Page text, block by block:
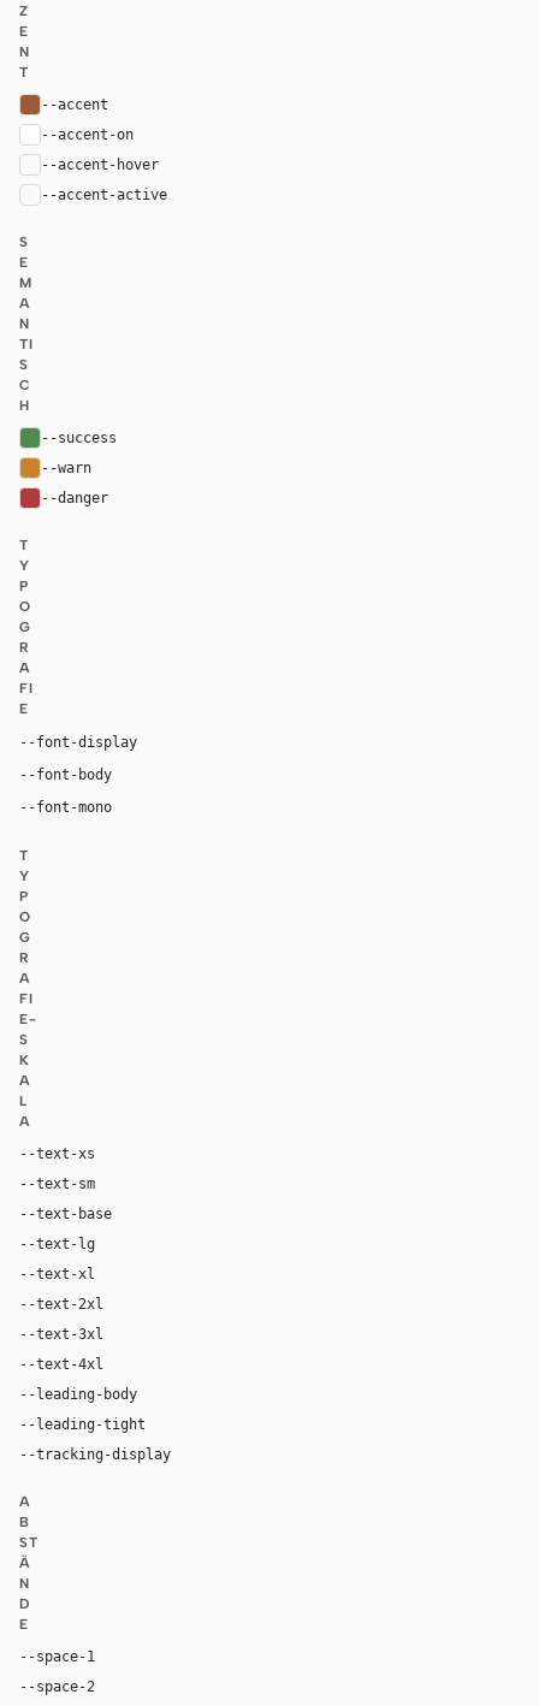
Z
E
N
T
--accent
--accent-on
--accent-hover
--accent-active
S
E
M
A
N
TI
S
C
H
--success
--warn
--danger
T
Y
P
O
G
R
A
FI
E
--font-display
--font-body
--font-mono
T
Y
P
O
G
R
A
FI
E-
S
K
A
L
A
--text-xs
--text-sm
--text-base
--text-lg
--text-xl
--text-2xl
--text-3xl
--text-4xl
--leading-body
--leading-tight
--tracking-display
A
B
ST
Ä
N
D
E
--space-1
--space-2